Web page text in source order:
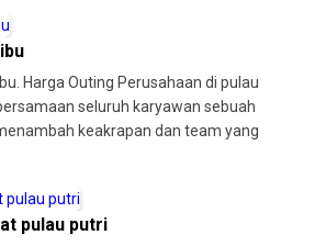
Harga Outing Perusahaan di pulau
seluruh karyawan sebuah
keakrapan dan team yang
pulau putri